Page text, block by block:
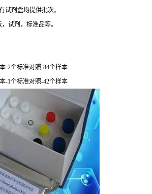
试剂盒均提供批次。
试剂，标准品等。
-2个标准对照-84个样本
-1个标准对照-42个样本